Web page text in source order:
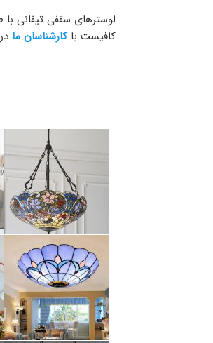
لوسترهای سقفی تیفانی
کافیست باکارشناسان ما